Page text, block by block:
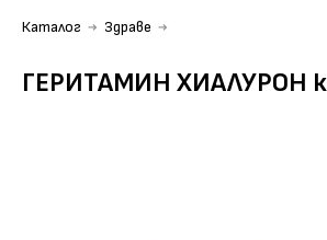
Каталог Здраве
ГЕРИТАМИН ХИАЛУРОН